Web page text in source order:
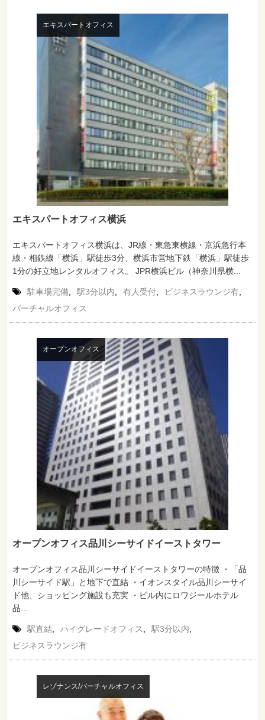
エキスパートオフィス
エキスパートオフィス横浜
エキスパートオフィス横浜は、JR線・東急東横線・京浜急行本
線・相鉄線「横浜」駅徒歩3分、横浜市営地下鉄「横浜」駅徒歩
1分の好立地レンタルオフィス。 JPR横浜ビル（神奈川県横...
駐車場完備 駅3分以内 有人受付 ビジネスラウンジ有
バーチャルオフィス
オープンオフィス
オープンオフィス品川シーサイドイーストタワー
オープンオフィス品川シーサイドイーストタワーの特徴 ・「品
川シーサイド駅」と地下で直結 ・イオンスタイル品川シーサイ
ド他、ショッピング施設も充実 ・ビル内にロワジールホテル
品...
駅直結 ハイグレードオフィス 駅3分以内
ビジネスラウンジ有
レゾナンス/バーチャルオフィス